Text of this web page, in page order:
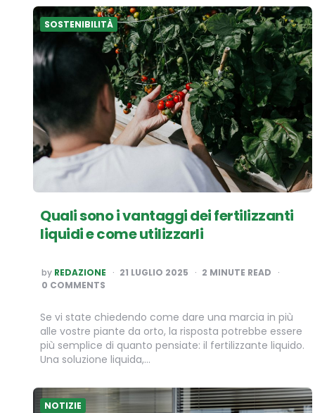
SOSTENIBILITÀ
Quali sono i vantaggi dei fertilizzanti
liquidi e come utilizzarli
POSTED
BY
by REDAZIONE 21 LUGLIO 2025 2 MINUTE READ
0 COMMENTS
Se vi state chiedendo come dare una marcia in più
alle vostre piante da orto, la risposta potrebbe essere
più semplice di quanto pensiate: il fertilizzante liquido.
Una soluzione liquida,…
NOTIZIE